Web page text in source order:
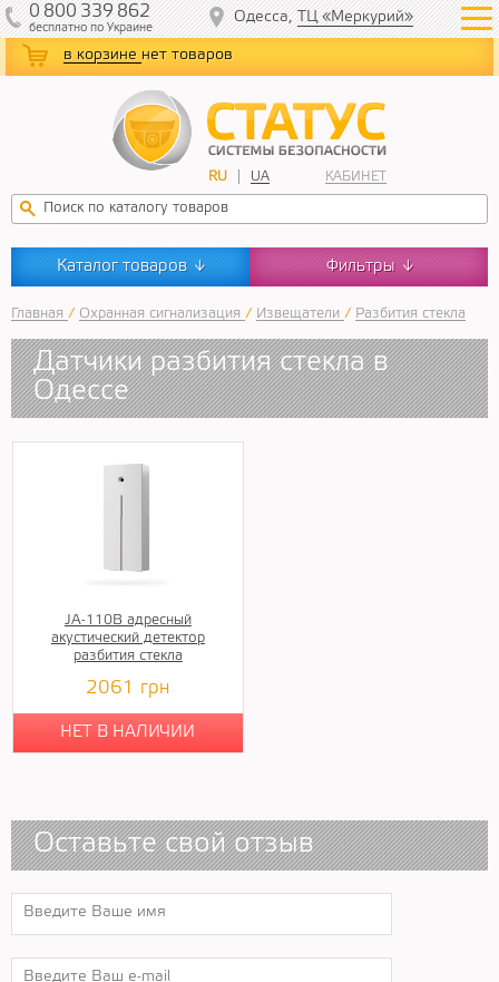
в корзине нет товаров
RU UA КАБИНЕТ
0 800 339 862
бесплатнопо Украине
Одесса, ТЦ «Меркурий»
Каталог товаров ↓ Фильтры ↓
Главная / Охранная сигнализация / Извещатели / Разбития стекла
Датчики разбития стекла в
Одессе
JA-110B адресный
акустический детектор
разбития стекла
2061 грн
НЕТ В НАЛИЧИИ
Оставьте свой отзыв